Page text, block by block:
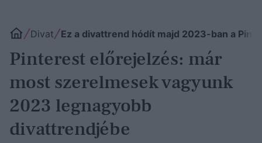
Divat Ez a divattrend hódít majd 2023-ban a
Pinterest előrejelzés: már
most szerelmesek vagyunk
2023 legnagyobb
divattrendjébe